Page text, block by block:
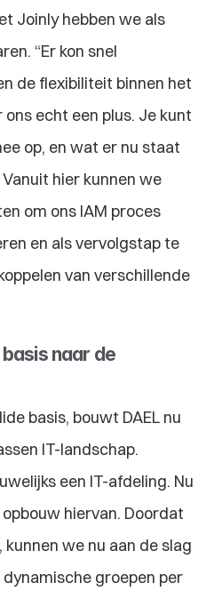
Joinly hebben we als
“Er kon snel
de flexibiliteit binnen het
echt een plus. Je kunt
op, en wat er nu staat
hier kunnen we
om ons IAM proces
en als vervolgstap te
van verschillende
naar de
basis, bouwt DAEL nu
IT-landschap.
een IT-afdeling. Nu
hiervan. Doordat
we nu aan de slag
groepen per